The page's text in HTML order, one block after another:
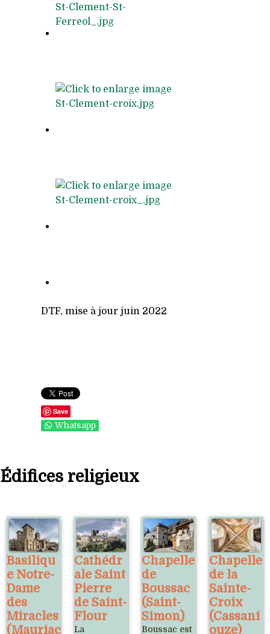
DTF, mise à jour juin 2022
Save
Whatsapp
Édifices religieux
Basiliqu
e Notre-
Dame
des
Miracles
(Mauriac
Cathédr
ale Saint
Pierre
de Saint-
Flour
La
Chapelle
de
Boussac
(Saint-
Simon)
Boussac est
Chapelle
de la
Sainte-
Croix
(Cassani
ouze)